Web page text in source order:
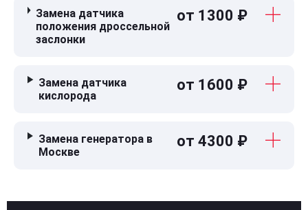
Замена датчика
положения дроссельной
заслонки
от 1300 ₽
Замена датчика
кислорода
от 1600 ₽
Замена генератора в
Москве
от 4300 ₽